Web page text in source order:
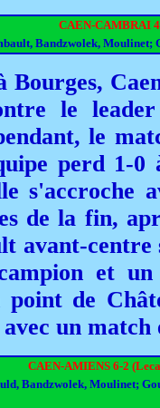
CAEN-CAMBRAI
Bandzwolek, Moulinet;
Bourges,
le
le
perd 1-0
s'accroche
de la fin,
avant-centre
et
point de
un match
CAEN-AMIENS 6-2
Bandzwolek, Moulinet;